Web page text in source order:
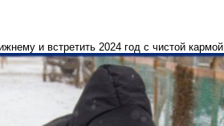
и встретить 2024 год с чистой кармой